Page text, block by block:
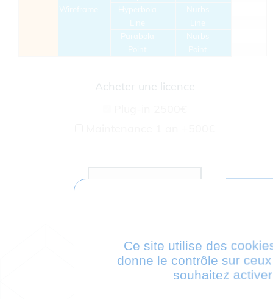
Wireframe
Hyperbola
Nurbs
Line
Line
Parabola
Nurbs
Point
Point
Acheter une licence
Ce site utilise des
donne le contrôle sur
souhaitez activer